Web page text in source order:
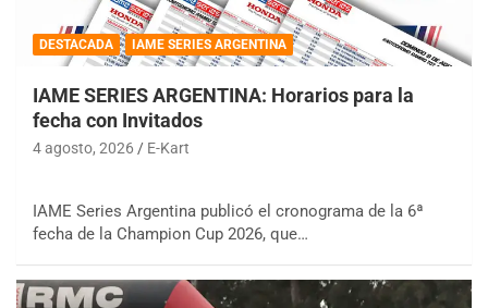
DESTACADA IAME SERIES ARGENTINA
IAME SERIES ARGENTINA: Horarios para la
fecha con Invitados
4 agosto, 2026 E-Kart
IAME Series Argentina publicó el cronograma de la 6ª
fecha de la Champion Cup 2026, que…